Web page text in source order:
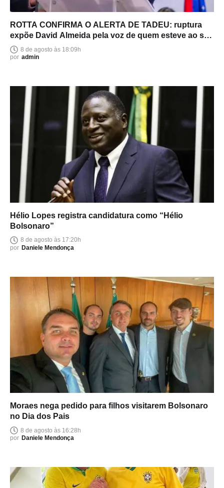
ROTTA CONFIRMA O ALERTA DE TADEU: ruptura
expõe David Almeida pela voz de quem esteve ao seu
lado8 de agosto às 18:09h
por admin
Hélio Lopes registra candidatura como “Hélio
Bolsonaro”
8 de agosto às 17:20h
por Daniele Mendonça
Moraes nega pedido para filhos visitarem Bolsonaro
no Dia dos Pais
8 de agosto às 16:28h
por Daniele Mendonça